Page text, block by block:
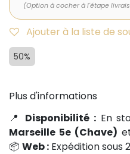
(Option à cocher à l'étape
Ajouter à la liste de
50%
Plus d'informations
📍 Disponibilité : En
Marseille 5e (Chave)
📦 Web : Expédition sous